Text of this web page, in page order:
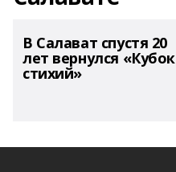
В Салават спустя 20
лет вернулся «Кубок
стихий»